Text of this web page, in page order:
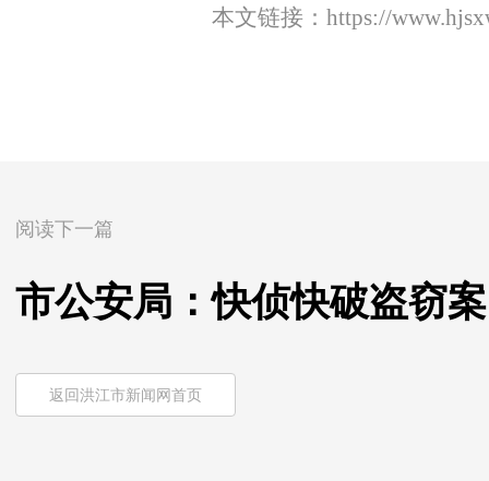
本文链接： https://
阅读下一篇
市公安局：快侦快破盗窃
返回洪江市新闻网首页